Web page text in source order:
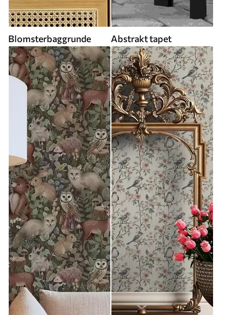
Blomsterbaggrunde Abstrakt tapet